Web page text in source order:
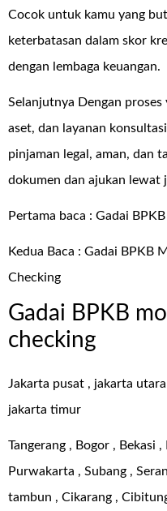
Cocok untuk kamu yang
keterbatasan dalam skor
dengan lembaga keuangan.
Selanjutnya Dengan
aset, dan layanan
pinjaman legal, aman, dan
dokumen dan ajukan lewat
Pertama baca : Gadai
Kedua Baca : Gadai BPKB
Checking
Gadai BPKB
checking
Jakarta pusat , jakarta
jakarta timur
Tangerang , Bogor , Bekasi
Purwakarta , Subang ,
tambun , Cikarang ,